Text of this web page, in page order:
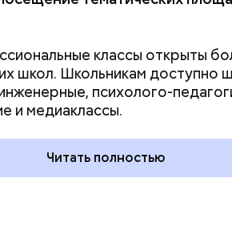
3
День собирания
Международный день
холостяка: какие
отмечают в России и
августа
классы открыты
школ. Школьникам доступно
психолого-
и медиаклассы.
Читать полностью